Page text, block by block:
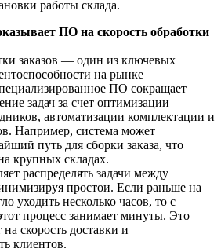
работы склада.
ПО на скорость обработки
заказов — один из ключевых
на рынке
ПО сокращает
задач за счет оптимизации
автоматизации комплектации и
Например, система может
путь для сборки заказа, что
крупных складах.
распределять задачи между
простои. Если раньше на
уходить несколько часов, то с
процесс занимает минуты. Это
скорость доставки и
клиентов.